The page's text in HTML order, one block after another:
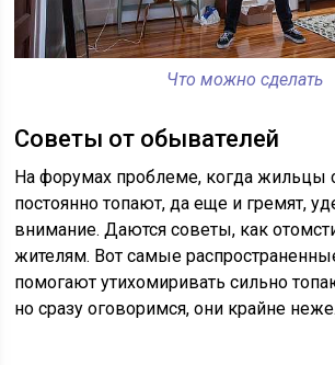
Что можно сделать
Советы от обывателей
На форумах проблеме, когда жильцы
постоянно топают, да еще и гремят,
внимание. Даются советы, как
жителям. Вот самые
помогают утихомиривать сильно
но сразу оговоримся, они крайне